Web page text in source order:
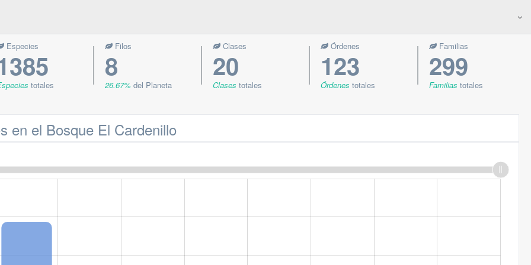
Especies
totales
Filos
8
26.67% del Planeta
Clases
20
Clases totales
Órdenes
123
Órdenestotales
Familias
299
Familias totales
en el Bosque El Cardenillo